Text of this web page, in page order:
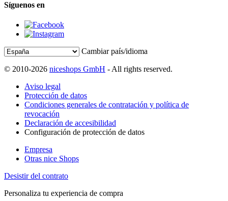
Síguenos en
Cambiar país/idioma
© 2010-2026 niceshops GmbH - All rights reserved.
Aviso legal
Protección de datos
Condiciones generales de contratación y política de
revocación
Declaración de accesibilidad
Configuración de protección de datos
Empresa
Otras nice Shops
Desistir del contrato
Personaliza tu experiencia de compra